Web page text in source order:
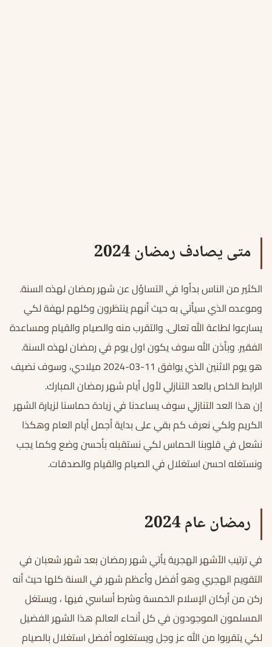
متى يصادف رمضان 2024
الكثير من الناس بدأوا في التساؤل عن شهر رمضان لهذه السنة.
وموعده الذي سيأتي به حيث أنهم ينتظرون وكلهم لهفة لكي
يسارعوا لطاعة الله تعالى. والتقرب منه والصيام والقيام ومساعدة
الفقير. وبأذن الله سوف يكون اول يوم في رمضان لهذه السنة.
هو يوم الاثنين الذي يوافق 11-03-2024 ميلادي، وسوف نضيف
الرابط الخاص بالعد التنازلي لأول أيام شهر رمضان المبارك.
إن هذا العد التنازلي سوف يساعدنا في زيادة حماسنا لزيارة الشهر
الكريم ولكي نعرف كم بقي على بداية أجمل أيام العام وهكذا
نشعل في قلوبنا الحماس لكي نستقبله بأحسن وضع وكما يجب
ونستغله احسن استغلال في الصيام والقيام والصدقات.
رمضان عام 2024
في ترتيب الأشهر الهجرية يأتي شهر رمضان بعد شهر شعبان في
التقويم الهجري وهو أفضل وأعظم شهر في السنة كلها حيث أنه
ركن من أركان الإسلام الخمسة وشرط أساسي فيها ، ويستغل
المسلمون الموجودون في كل أنحاء العالم هذا الشهر الفضيل
لكي يتقربوا من الله عز وجل ويستغلوه أفضل استغلال بالصيام